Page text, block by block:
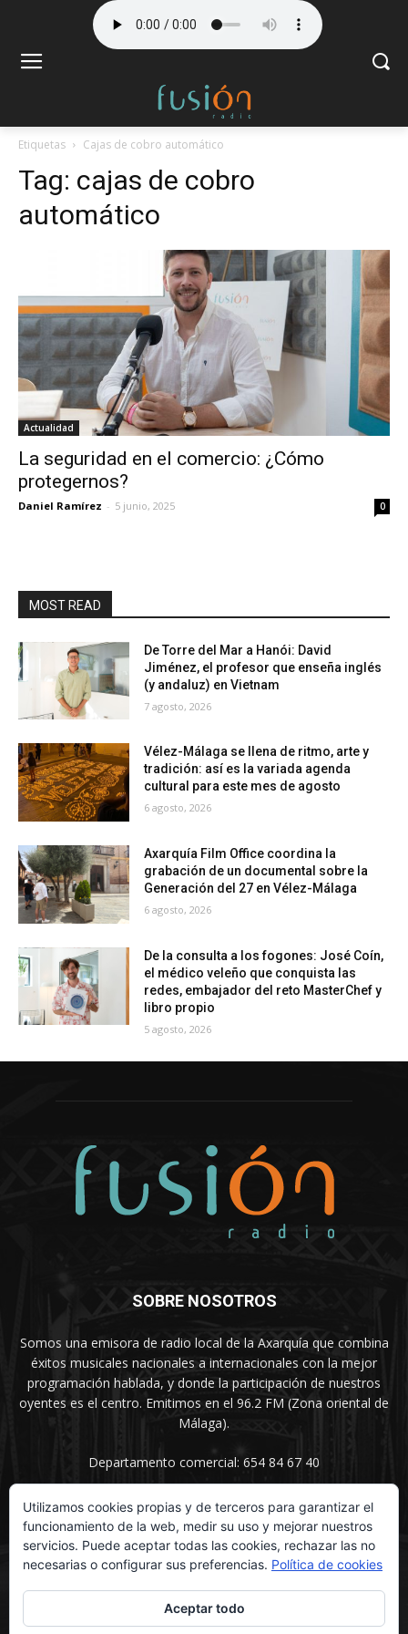
Etiquetas Cajas de cobro automático
Tag: cajas de cobro
automático
Actualidad
La seguridad en el comercio: ¿Cómo
protegernos?
Daniel Ramírez - 5 junio, 2025 0
MOST READ
De Torre del Mar a Hanói: David
Jiménez, el profesor que enseña inglés
(y andaluz) en Vietnam
7 agosto, 2026
Vélez-Málaga se llena de ritmo, arte y
tradición: así es la variada agenda
cultural para este mes de agosto
6 agosto, 2026
Axarquía Film Office coordina la
grabación de un documental sobre la
Generación del 27 en Vélez-Málaga
6 agosto, 2026
De la consulta a los fogones: José Coín,
el médico veleño que conquista las
redes, embajador del reto MasterChef y
libro propio
5 agosto, 2026
SOBRE NOSOTROS
Somos una emisora de radio local de la Axarquía que combina
éxitos musicales nacionales a internacionales con la mejor
programación hablada, y donde la participación de nuestros
oyentes es el centro. Emitimos en el 96.2 FM (Zona oriental de
Málaga).
Departamento comercial: 654 84 67 40
SÍGUENOS
Utilizamos cookies propias y de terceros para garantizar el
funcionamiento de la web, medir su uso y mejorar nuestros
servicios. Puede aceptar todas las cookies, rechazar las no
necesarias o configurar sus preferencias. Política de cookies
Aceptar todo